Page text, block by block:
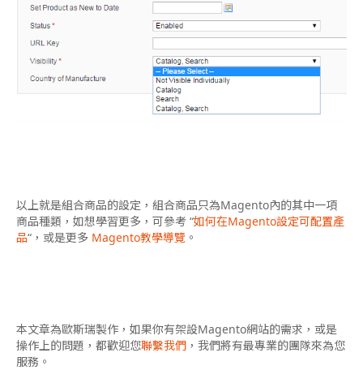
以上就是組合商品的設定，組合商品只為Magento內的其中一項
商品種類，如想學習更多，可參考 “如何在Magento設定可配置產
品“，或是更多 Magento教學導覽 。
本文章為歐斯瑞製作，如果你有架設Magento網站的需求，或是
操作上的問題，都歡迎您聯繫我們 ，我們將有最專業的團隊來為您
服務。